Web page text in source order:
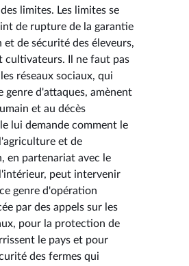
limites. Les limites se
de rupture de la garantie
de sécurité des éleveurs,
cultivateurs. Il ne faut pas
réseaux sociaux, qui
genre d'attaques, amènent
et au décès
lui demande comment le
et de
en partenariat avec le
peut intervenir
genre d'opération
par des appels sur les
pour la protection de
le pays et pour
des fermes qui